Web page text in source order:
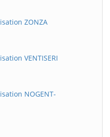
ZONZA
VENTISERI
NOGENT-